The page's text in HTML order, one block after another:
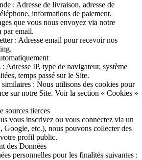
: Adresse de livraison, adresse de
informations de paiement.
que vous nous envoyez via notre
par email.
: Adresse email pour recevoir nos
Adresse IP, type de navigateur, système
temps passé sur le Site.
: Nous utilisons des cookies pour
sur notre Site. Voir la section « Cookies »
sources tierces
vous inscrivez ou vous connectez via un
Google, etc.), nous pouvons collecter des
profil public.
des Données
personnelles pour les finalités suivantes :